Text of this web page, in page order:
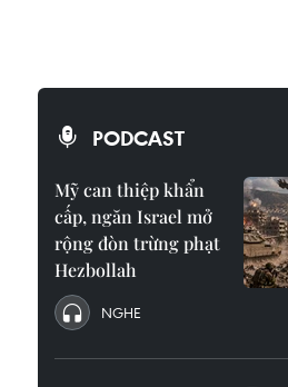
PODCAST
Mỹ can thiệp khẩn
cấp, ngăn Israel mở
rộng đòn trừng phạt
Hezbollah
NGHE